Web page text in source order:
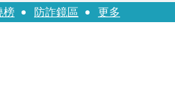
撤出！
榜 防詐鏡區 更多